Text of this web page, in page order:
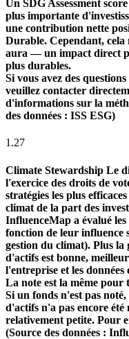
Un SDG Assessment
plus importante
une contribution nette
Durable. Cependant, cela
aura — un impact direct
plus durables.
Si vous avez des
veuillez contacter
d'informations sur la
des données : ISS ESG)
1.27
Climate Stewardship Le
l'exercice des droits de
stratégies les plus
climat de la part des
InfluenceMap a évalué
fonction de leur influence
gestion du climat). Plus
d'actifs est bonne,
l'entreprise et les données
La note est la même pour
Si un fonds n'est pas
d'actifs n'a pas encore été
relativement petite. Pour
(Source des données :